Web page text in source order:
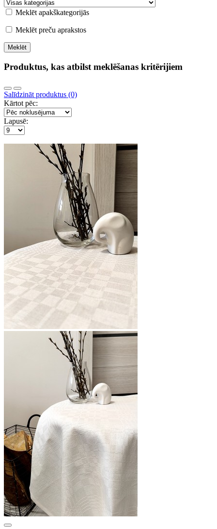
Meklēt apakškategorijās
Meklēt preču aprakstos
Produktus, kas atbilst meklēšanas kritērijiem
Salīdzināt produktus (0)
Kārtot pēc:
Lapusē: